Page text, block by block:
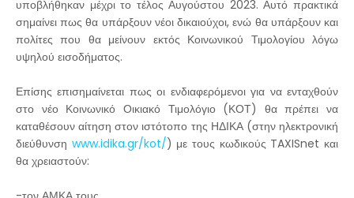
υποβλήθηκαν μέχρι το τέλος Αυγούστου 2023. Αυτό πρακτικά
σημαίνει πως θα υπάρξουν νέοι δικαιούχοι, ενώ θα υπάρξουν και
πολίτες που θα μείνουν εκτός Κοινωνικού Τιμολογίου λόγω
υψηλού εισοδήματος.
Επίσης επισημαίνεται πως οι ενδιαφερόμενοι για να ενταχθούν
στο νέο Κοινωνικό Οικιακό Τιμολόγιο (ΚΟΤ) θα πρέπει να
καταθέσουν αίτηση στον ιστότοπο της ΗΔΙΚΑ (στην ηλεκτρονική
διεύθυνση www.idika.gr/kot/) με τους κωδικούς TAXISnet και
θα χρειαστούν: